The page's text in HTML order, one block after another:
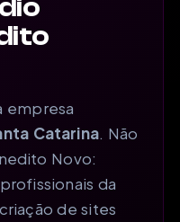
empresa
Catarina. Não
Novo:
da
de sites